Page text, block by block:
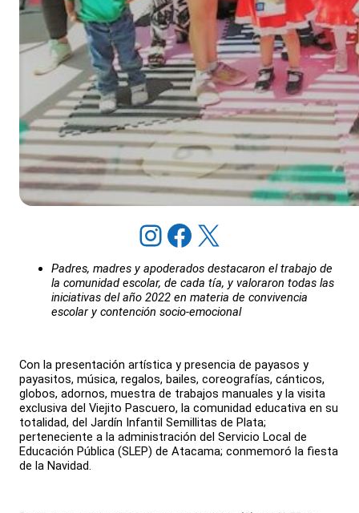
Instagram Facebook X
Padres, madres y apoderados destacaron el trabajo de
la comunidad escolar, de cada tía, y valoraron todas las
iniciativas del año 2022 en materia de convivencia
escolar y contención socio-emocional
Con la presentación artística y presencia de payasos y
payasitos, música, regalos, bailes, coreografías, cánticos,
globos, adornos, muestra de trabajos manuales y la visita
exclusiva del Viejito Pascuero, la comunidad educativa en su
totalidad, del Jardín Infantil Semillitas de Plata;
perteneciente a la administración del Servicio Local de
Educación Pública (SLEP) de Atacama; conmemoró la fiesta
de la Navidad.